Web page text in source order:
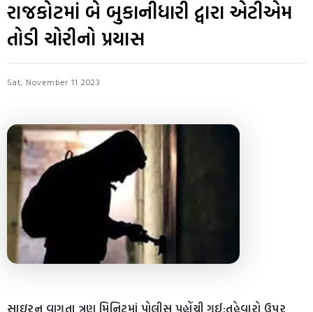
રાજકોટમાં બે બુકાનીધારી દ્વારા એટીએમ
તોડી ચોરીનો પ્રયાસ
Sat, November 11 2023